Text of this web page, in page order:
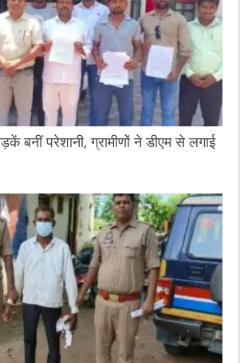
बनीं परेशानी, ग्रामीणों ने डीएम से लगाई